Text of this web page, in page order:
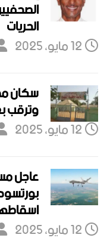
الحريات
12 مايو، 2025
سكان
وترقب
12 مايو، 2025
عاجل
12 مايو، 2025